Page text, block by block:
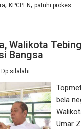
,KPCPEN,patuhi prokes
Walikota
Bangsa
Dp silalahi
bela
Umar